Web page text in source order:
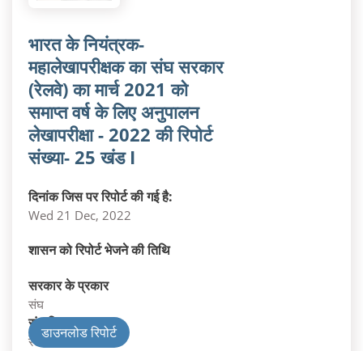
भारत के नियंत्रक-
महालेखापरीक्षक का संघ सरकार
(रेलवे) का मार्च 2021 को
समाप्‍त वर्ष के लिए अनुपालन
लेखापरीक्षा - 2022 की रिपोर्ट
संख्या- 25 खंड I
दिनांक जिस पर रिपोर्ट की गई है:
Wed 21 Dec, 2022
शासन को रिपोर्ट भेजने की तिथि
सरकार के प्रकार
संघ
संघ विभाग
रेलवेडाउनलोड रिपोर्ट